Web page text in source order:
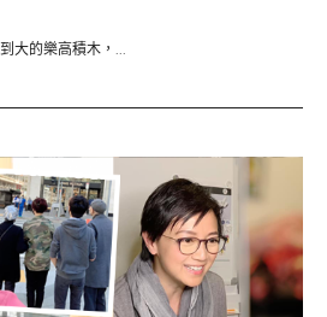
大的樂高積木，...